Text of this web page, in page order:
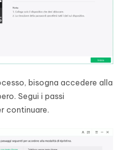
bisogna accedere alla
Segui i passi
continuare.